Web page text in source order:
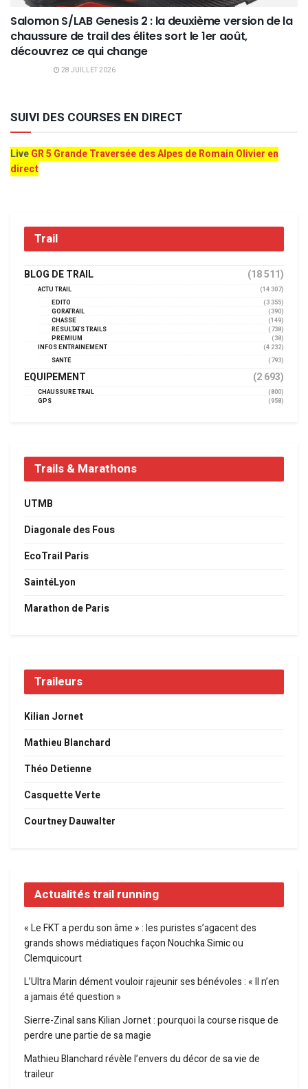
Salomon S/LAB Genesis 2 : la deuxième version de la
chaussure de trail des élites sort le 1er août,
découvrez ce qui change
28 JUILLET 2026
SUIVI DES COURSES EN DIRECT
LiveGR 5 Grande Traversée des Alpes de Romain Olivier en
direct
Trail
BLOG DE TRAIL (18 511)
ACTU TRAIL
(14 307)
EDITO
(3 355)
GORATRAIL
(390)
CHASSE
(149)
RÉSULTATS TRAILS
(738)
PREMIUM
(38)
INFOS ENTRAINEMENT
(4 232)
SANTÉ
(793)
EQUIPEMENT (2 693)
CHAUSSURE TRAIL
(800)
GPS
(958)
Trails & Marathons
UTMB
Diagonale des Fous
EcoTrail Paris
SaintéLyon
Marathon de Paris
Traileurs
Kilian Jornet
Mathieu Blanchard
Théo Detienne
Casquette Verte
Courtney Dauwalter
Actualités trail running
« Le FKT a perdu son âme » : les puristes s’agacent des
grands shows médiatiques façon Nouchka Simic ou
Clemquicourt
L’Ultra Marin dément vouloir rajeunir ses bénévoles : « Il n’en
a jamais été question »
Sierre-Zinal sans Kilian Jornet : pourquoi la course risque de
perdre une partie de sa magie
Mathieu Blanchard révèle l’envers du décor de sa vie de
traileur